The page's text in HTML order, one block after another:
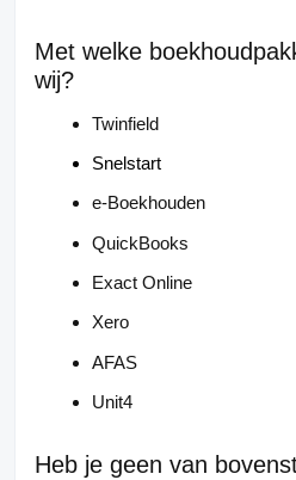
Met welke
wij?
Twinfield
Snelstart
e-Boekhouden
QuickBooks
Exact Online
Xero
AFAS
Unit4
Heb je geen van